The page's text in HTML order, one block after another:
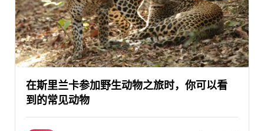
在斯里兰卡参加野生动物之旅时，你可以看
到的常见动物